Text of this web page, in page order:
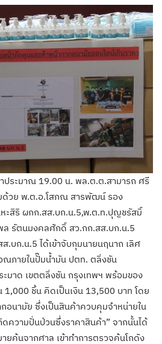
ประมาณ 19.00 น. พล.ต.ต.สามารถ ศรี
ด้วย​ พ.ต.อ.โสภณ สารพัฒน์ รอง
ะสิริ ผกก.สส.บก.น.5,พ.ต.ท.ปุญชรัสมิ์
รัตนมงคลศักดิ์ สว.กก.สส.บก.น.5
.บก.น.5 ได้เข้าจับกุมนายนฤนาถ เลิศ
ณภายในปั๊มน้ำมัน ปตท. ตลิ่งชัน
มาด เขตตลิ่งชัน กรุงเทพฯ พร้อมของ
1,000 ชิ้น คิดเป็นเงิน 13,500 บาท โดย
อนามัย ซึ่งเป็นสินค้าควบคุมจำหน่ายใน
ดความปั่นป่วนซึ่งราคาสินค้า” จากนั้นได้
ยค้นจากศาล เข้าทำการตรวจค้นโกดัง